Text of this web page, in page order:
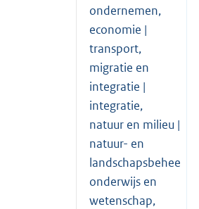
ondernemen,
economie |
transport,
migratie en
integratie |
integratie,
natuur en milieu |
natuur- en
landschapsbeheer,
onderwijs en
wetenschap,